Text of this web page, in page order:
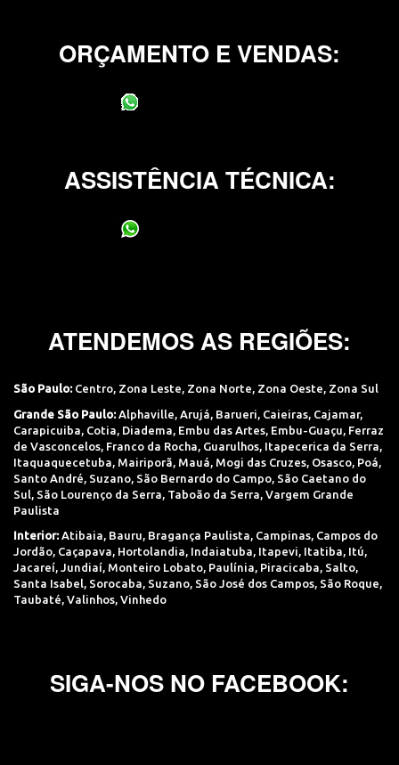
ORÇAMENTO E VENDAS:
ASSISTÊNCIA TÉCNICA:
ATENDEMOS AS REGIÕES:
São Paulo: Centro, Zona Leste, Zona Norte, Zona Oeste, Zona Sul
Grande São Paulo: Alphaville Arujá Barueri Caieiras Cajamar,
Carapicuiba Cotia Diadema Embu das Artes Embu-Guaçu Ferraz
de Vasconcelos Franco da Rocha Guarulhos Itapecerica da Serra
Itaquaquecetuba Mairiporã Mauá Mogi das Cruzes Osasco Poá
Santo André Suzano São Bernardo do Campo São Caetano do
Sul São Lourenço da Serra Taboão da Serra Vargem Grande
Paulista
Interior: Atibaia, Bauru, Bragança Paulista, Campinas, Campos do
Jordão, Caçapava, Hortolandia, Indaiatuba, Itapevi, Itatiba, Itú,
Jacareí, Jundiaí, Monteiro Lobato, Paulínia, Piracicaba, Salto,
Santa Isabel, Sorocaba, Suzano, São José dos Campos, São Roque,
Taubaté, Valinhos, Vinhedo
SIGA-NOS NO FACEBOOK: